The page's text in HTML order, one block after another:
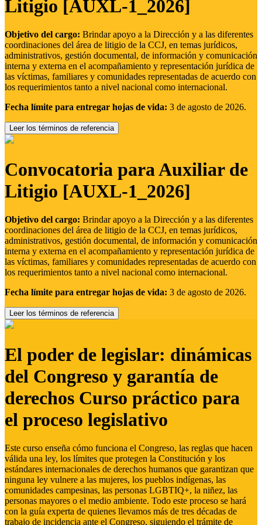
Litigio [AUXL-1_2026]
Objetivo del cargo: Brindar apoyo a la Dirección y a las diferentes
coordinaciones del área de litigio de la CCJ, en temas jurídicos,
administrativos, gestión documental, de información y comunicación
interna y externa en el acompañamiento y representación jurídica de
las víctimas, familiares y comunidades representadas de acuerdo con
los requerimientos tanto a nivel nacional como internacional.
Fecha límite para entregar hojas de vida: 3 de agosto de 2026.
Leer los términos de referencia
Convocatoria para Auxiliar de
Litigio [AUXL-1_2026]
Objetivo del cargo: Brindar apoyo a la Dirección y a las diferentes
coordinaciones del área de litigio de la CCJ, en temas jurídicos,
administrativos, gestión documental, de información y comunicación
interna y externa en el acompañamiento y representación jurídica de
las víctimas, familiares y comunidades representadas de acuerdo con
los requerimientos tanto a nivel nacional como internacional.
Fecha límite para entregar hojas de vida: 3 de agosto de 2026.
Leer los términos de referencia
El poder de legislar: dinámicas
del Congreso y garantía de
derechos Curso práctico para
el proceso legislativo
Este curso enseña cómo funciona el Congreso, las reglas que hacen
válida una ley, los límites que protegen la Constitución y los
estándares internacionales de derechos humanos que garantizan que
ninguna ley vulnere a las mujeres, los pueblos indígenas, las
comunidades campesinas, las personas LGBTIQ+, la niñez, las
personas mayores o el medio ambiente. Todo este proceso se hará
con la guía experta de quienes llevamos más de tres décadas de
trabajo de incidencia ante el Congreso, siguiendo el trámite de